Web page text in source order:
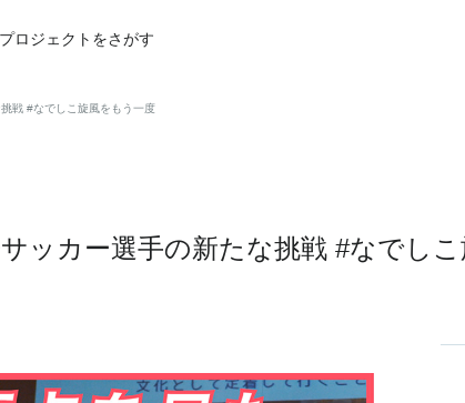
プロジェクトをさがす
戦 #なでしこ旋風をもう一度
ッカー選手の新たな挑戦 #なでし